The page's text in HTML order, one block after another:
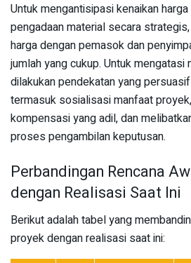
Untuk mengantisipasi kenaikan
pengadaan material secara
harga dengan pemasok dan
jumlah yang cukup. Untuk mengatasi
dilakukan pendekatan yang
termasuk sosialisasi manfaat
kompensasi yang adil, dan
proses pengambilan keputusan.
Perbandingan Rencana
dengan Realisasi Saat Ini
Berikut adalah tabel yang
proyek dengan realisasi saat ini: